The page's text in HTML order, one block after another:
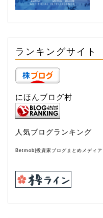
ランキングサイト
にほんブログ村
人気ブログランキング
Betmob|投資家ブログまとめメディア